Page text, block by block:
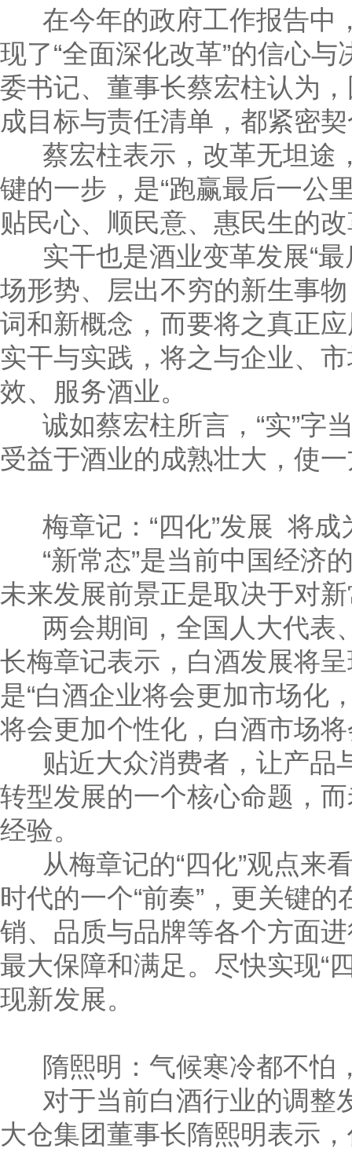
在今年的政府工作报告中
现了“全面深化改革”的信心
委书记、董事长蔡宏柱认为
成目标与责任清单，都紧密
蔡宏柱表示，改革无坦途
键的一步，是“跑赢最后一
贴民心、顺民意、惠民生的
实干也是酒业变革发展“最
场形势、层出不穷的新生事
词和新概念，而要将之真正
实干与实践，将之与企业、
效、服务酒业。
诚如蔡宏柱所言，“实”字
受益于酒业的成熟壮大，使
梅章记：“四化”发展 将成
“新常态”是当前中国经济
未来发展前景正是取决于对
两会期间，全国人大代表
长梅章记表示，白酒发展将
是“白酒企业将会更加市场化
将会更加个性化，白酒市场
贴近大众消费者，让产品
转型发展的一个核心命题，
经验。
从梅章记的“四化”观点来
时代的一个“前奏”，更关键
销、品质与品牌等各个方面
最大保障和满足。尽快实现“
现新发展。
隋熙明：气候寒冷都不怕
对于当前白酒行业的调整
大仓集团董事长隋熙明表示